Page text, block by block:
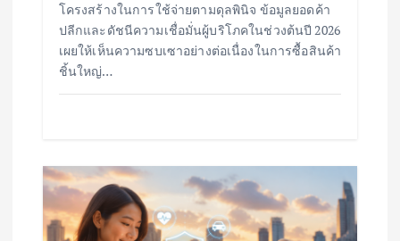
โครงสร้างในการใช้จ่ายตามดุลพินิจ ข้อมูลยอดค้า
ปลีกและดัชนีความเชื่อมั่นผู้บริโภคในช่วงต้นปี 2026
เผยให้เห็นความซบเซาอย่างต่อเนื่องในการซื้อสินค้า
ชิ้นใหญ่…